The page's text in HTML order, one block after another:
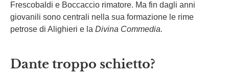
Frescobaldi e Boccaccio rimatore. Ma fin dagli anni
giovanili sono centrali nella sua formazione le rime
petrose di Alighieri e la Divina Commedia.
Dante troppo schietto?